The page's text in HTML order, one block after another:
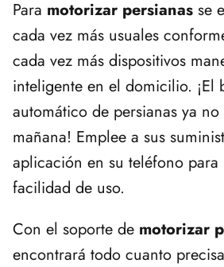
Para motorizar persianas se
cada vez más usuales
cada vez más dispositivos
inteligente en el domicilio. ¡El
automático de persianas ya
mañana! Emplee a sus
aplicación en su teléfono para
facilidad de uso.
Con el soporte de motorizar
encontrará todo cuanto